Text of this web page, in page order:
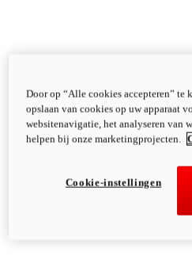
Door op “Alle cookies accepteren” te
opslaan van cookies op uw apparaat
websitenavigatie, het analyseren van
helpen bij onze marketingprojecten.
Cookie-instellingen